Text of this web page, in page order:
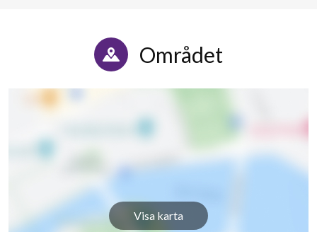
Området
Visa karta